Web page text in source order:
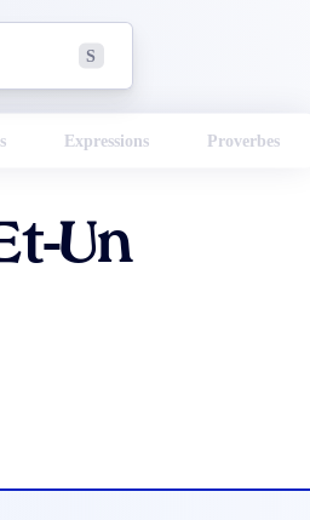
S
Expressions Proverbes
Un